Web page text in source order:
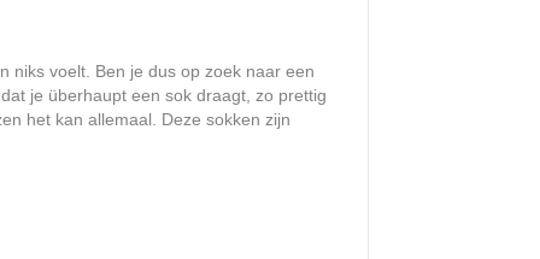
niks voelt. Ben je dus op zoek naar een
je überhaupt een sok draagt, zo prettig
het kan allemaal. Deze sokken zijn